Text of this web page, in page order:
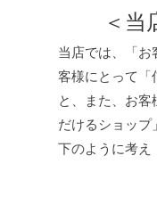
＜当
当店では、「お
客様にとって「
と、また、お
だけるショップ
下のように考え